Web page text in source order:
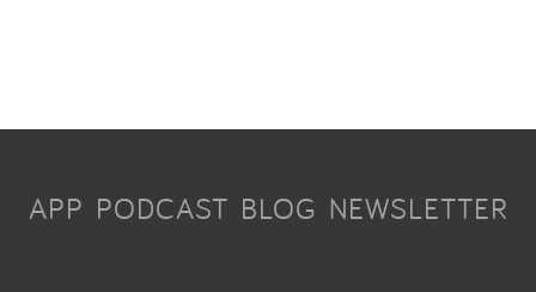
APP PODCAST BLOG NEWSLETTER